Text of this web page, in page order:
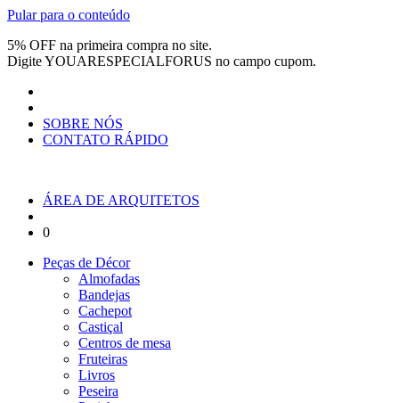
Pular para o conteúdo
5% OFF na primeira compra no site.
DigiteYOUARESPECIALFORUS no campo cupom.
SOBRE NÓS
CONTATO RÁPIDO
ÁREA DE ARQUITETOS
0
Peças de Décor
Almofadas
Bandejas
Cachepot
Castiçal
Centros de mesa
Fruteiras
Livros
Peseira